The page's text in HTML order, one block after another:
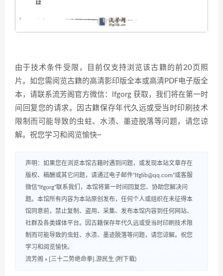
由于技术条件受限，目前仅支持浏览该古籍的前20页照
片。如您需阅览古籍的高清影印版全本或高清PDF电子版全
本，请联系流芳阁官方微信：lfgorg 获取，我们将在第一时
间回复您的请求。因古籍保存年代久远或受当时印刷技术
限制而可能导致的虫蛀、水渍、墨迹脱落等问题，请您谅
解。祝您学习和阅览愉快~
声明：如果您在浏览本馆古籍时遇到问题，或发现本站文章存在
版权、稿酬或其它问题，请通过电子邮件“lfglib@qq.com”或客服
微信“lfgorg”联系我们，本馆将第一时间回复您、协助您解决问
题。本馆所有内容为本站原创发布，任何个人或组织在未征得本
馆同意前，禁止复制、盗用、采集、发布本馆内容到任何网站、
社群及各类媒体平台。因古籍保存年代久远或受当时印刷技术限
制而可能导致的虫蛀、水渍、墨迹脱落等问题，请您谅解。祝您
学习和阅览愉快。
流芳阁 » [三十二势绝命拳].游民生 (附下载)